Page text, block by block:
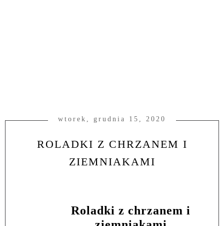
wtorek, grudnia 15, 2020
ROLADKI Z CHRZANEM I
ZIEMNIAKAMI
Roladki z chrzanem i